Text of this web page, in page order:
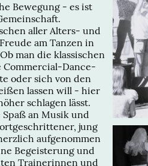
Bewegung - es ist
aller Alters- und
am Tanzen in
man die klassischen
Commercial-Dance-
oder sich von den
lassen will - hier
schlagen lässt.
an Musik und
jung
aufgenommen
Begeisterung und
Trainerinnen und